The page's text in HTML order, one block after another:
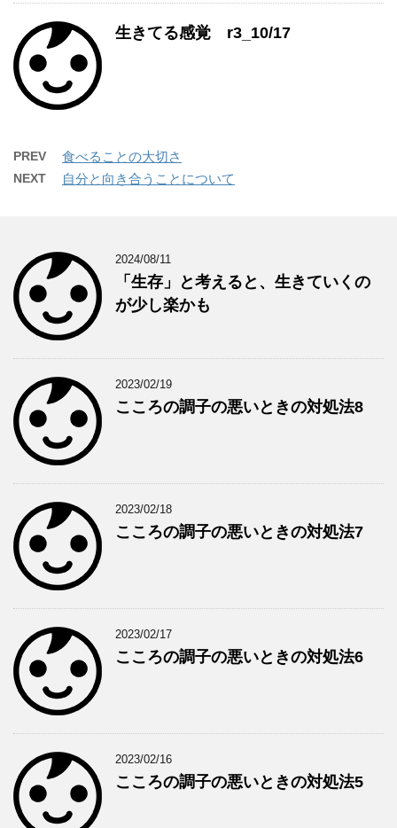
生きてる感覚 r3_10/17
PREV 食べることの大切さ
NEXT 自分と向き合うことについて
2024/08/11
「生存」と考えると、生きていくの
が少し楽かも
2023/02/19
こころの調子の悪いときの対処法8
2023/02/18
こころの調子の悪いときの対処法7
2023/02/17
こころの調子の悪いときの対処法6
2023/02/16
こころの調子の悪いときの対処法5